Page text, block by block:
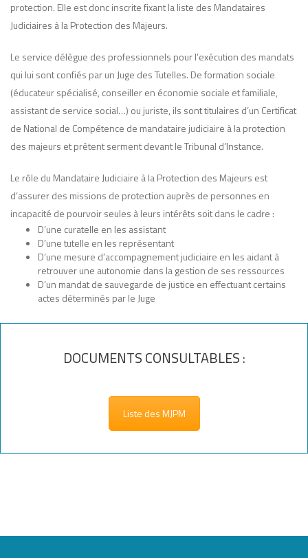
protection. Elle est donc inscrite fixant la liste des Mandataires
Judiciaires à la Protection des Majeurs.
Le service délègue des professionnels pour l’exécution des mandats
qui lui sont confiés par un Juge des Tutelles. De formation sociale
(éducateur spécialisé, conseiller en économie sociale et familiale,
assistant de service social…) ou juriste, ils sont titulaires d’un Certificat
de National de Compétence de mandataire judiciaire à la protection
des majeurs et prêtent serment devant le Tribunal d’Instance.
Le rôle du Mandataire Judiciaire à la Protection des Majeurs est
d’assurer des missions de protection auprès de personnes en
incapacité de pourvoir seules à leurs intérêts soit dans le cadre :
D’une curatelle en les assistant
D’une tutelle en les représentant
D’une mesure d’accompagnement judiciaire en les aidant à
retrouver une autonomie dans la gestion de ses ressources
D’un mandat de sauvegarde de justice en effectuant certains
actes déterminés par le Juge
DOCUMENTS CONSULTABLES :
Liste des MJPM